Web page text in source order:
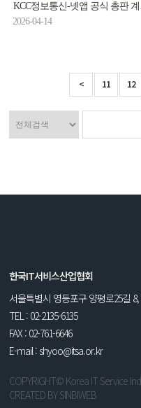
KCC정보통신-넷앱 공식 총판 계약 체결
2026-04-14
< 11 12
한국IT서비스산업협회
서울특별시 영등포구 양평로25길
TEL : 02-2135-6135
FAX : 02-761-6646
E-mail : shyoo@itsa.or.kr
COPYRIGHT© Korea IT Service
CREATED BYSINBIWEB